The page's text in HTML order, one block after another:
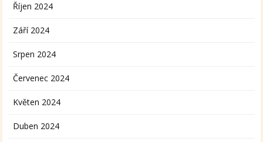
Říjen 2024
Září 2024
Srpen 2024
Červenec 2024
Květen 2024
Duben 2024